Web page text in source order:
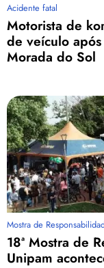
Acidente fatal
Motorista de
de veículo
Morada do Sol
Mostra de
18ª Mostra de
Unipam